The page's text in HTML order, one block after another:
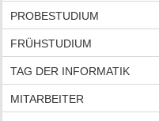
PROBESTUDIUM
FRÜHSTUDIUM
TAG DER INFORMATIK
MITARBEITER